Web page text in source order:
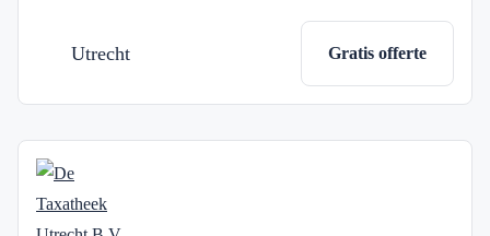
Utrecht Gratis offerte